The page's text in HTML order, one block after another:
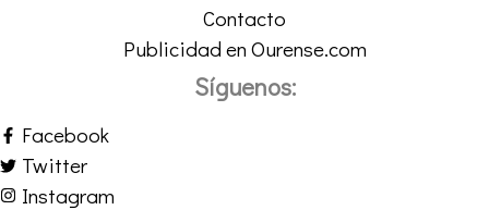
Contacto
Publicidad en Ourense.com
Síguenos:
Facebook
Twitter
Instagram